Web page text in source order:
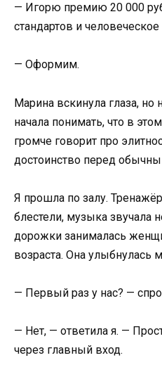
— Игорю премию 20 000
стандартов и
— Оформим.
Марина вскинула глаза, но
начала понимать, что в
громче говорит про
достоинство перед
Я прошла по залу.
блестели, музыка звучала
дорожки занималась
возраста. Она улыбнулась
— Первый раз у нас? —
— Нет, — ответила я. —
через главный вход.